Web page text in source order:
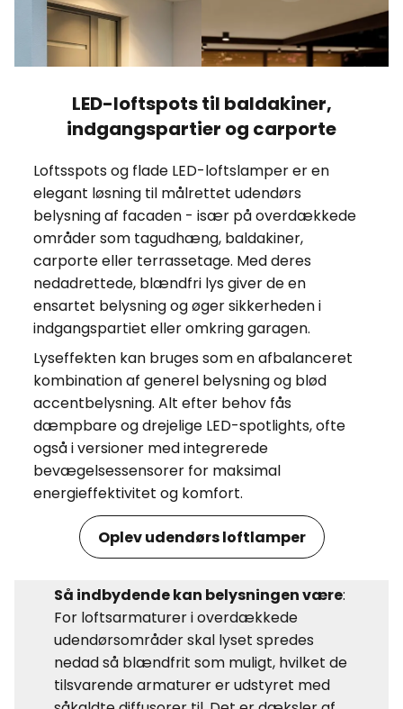
LED-loftspots til baldakiner,
indgangspartier og carporte
Loftsspots og flade LED-loftslamper er en
elegant løsning til målrettet udendørs
belysning af facaden - især på overdækkede
områder som tagudhæng, baldakiner,
carporte eller terrassetage. Med deres
nedadrettede, blændfri lys giver de en
ensartet belysning og øger sikkerheden i
indgangspartiet eller omkring garagen.
Lyseffekten kan bruges som en afbalanceret
kombination af generel belysning og blød
accentbelysning. Alt efter behov fås
dæmpbare og drejelige LED-spotlights, ofte
også i versioner med integrerede
bevægelsessensorer for maksimal
energieffektivitet og komfort.
Oplev udendørs loftlamper
Så indbydende kan belysningen være:
For loftsarmaturer i overdækkede
udendørsområder skal lyset spredes
nedad så blændfrit som muligt, hvilket de
tilsvarende armaturer er udstyret med